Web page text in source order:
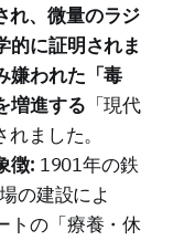
れ、微量のラジ
的に証明されま
嫌われた「毒
増進する 「現代
ました。
徴: 1901年の鉄
の建設によ
トの「療養・休